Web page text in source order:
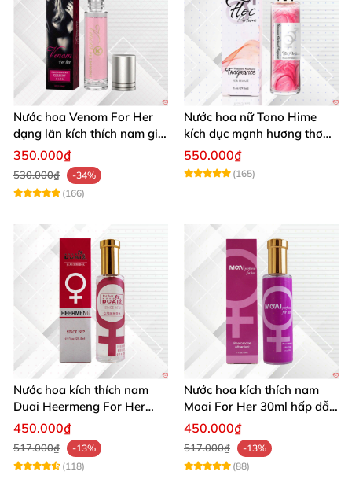
Nước hoa Venom For Her
dạng lăn kích thích nam giới
tăng ham muốn mua ngay
350.000₫
530.000₫
-34%
(166)
Nước hoa nữ Tono Hime
kích dục mạnh hương thơm
quyến rũ
550.000₫
(165)
Nước hoa kích thích nam
Duai Heermeng For Her
mùi quyến rũ chai 29.5ml
450.000₫
517.000₫
-13%
(118)
Nước hoa kích thích nam
Moai For Her 30ml hấp dẫn
quyến rũ khách hàng
450.000₫
517.000₫
-13%
(88)